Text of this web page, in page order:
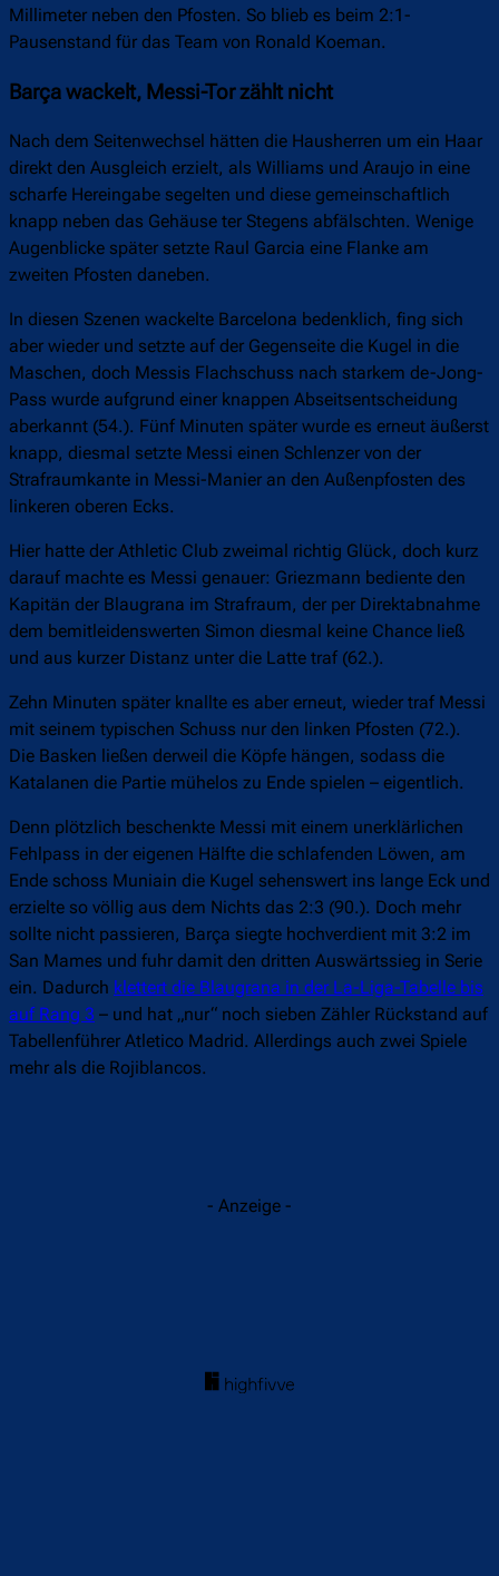
Millimeter neben den Pfosten. So blieb es beim 2:1-
Pausenstand für das Team von Ronald Koeman.
Barça wackelt, Messi-Tor zählt nicht
Nach dem Seitenwechsel hätten die Hausherren um ein Haar
direkt den Ausgleich erzielt, als Williams und Araujo in eine
scharfe Hereingabe segelten und diese gemeinschaftlich
knapp neben das Gehäuse ter Stegens abfälschten. Wenige
Augenblicke später setzte Raul Garcia eine Flanke am
zweiten Pfosten daneben.
In diesen Szenen wackelte Barcelona bedenklich, fing sich
aber wieder und setzte auf der Gegenseite die Kugel in die
Maschen, doch Messis Flachschuss nach starkem de-Jong-
Pass wurde aufgrund einer knappen Abseitsentscheidung
aberkannt (54.). Fünf Minuten später wurde es erneut äußerst
knapp, diesmal setzte Messi einen Schlenzer von der
Strafraumkante in Messi-Manier an den Außenpfosten des
linkeren oberen Ecks.
Hier hatte der Athletic Club zweimal richtig Glück, doch kurz
darauf machte es Messi genauer: Griezmann bediente den
Kapitän der Blaugrana im Strafraum, der per Direktabnahme
dem bemitleidenswerten Simon diesmal keine Chance ließ
und aus kurzer Distanz unter die Latte traf (62.).
Zehn Minuten später knallte es aber erneut, wieder traf Messi
mit seinem typischen Schuss nur den linken Pfosten (72.).
Die Basken ließen derweil die Köpfe hängen, sodass die
Katalanen die Partie mühelos zu Ende spielen – eigentlich.
Denn plötzlich beschenkte Messi mit einem unerklärlichen
Fehlpass in der eigenen Hälfte die schlafenden Löwen, am
Ende schoss Muniain die Kugel sehenswert ins lange Eck und
erzielte so völlig aus dem Nichts das 2:3 (90.). Doch mehr
sollte nicht passieren, Barça siegte hochverdient mit 3:2 im
San Mames und fuhr damit den dritten Auswärtssieg in Serie
ein. Dadurch klettert die Blaugrana in der La-Liga-Tabelle bis
auf Rang 3 – und hat „nur“ noch sieben Zähler Rückstand auf
Tabellenführer Atletico Madrid. Allerdings auch zwei Spiele
mehr als die Rojiblancos.
- Anzeige -